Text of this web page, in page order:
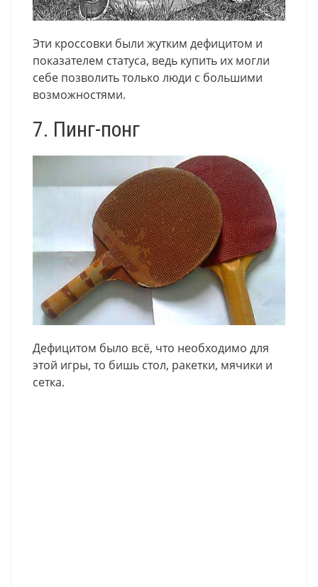
Эти кроссовки были жутким дефицитом и
показателем статуса, ведь купить их могли
себе позволить только люди с большими
возможностями.
7. Пинг-понг
Дефицитом было всё, что необходимо для
этой игры, то бишь стол, ракетки, мячики и
сетка.